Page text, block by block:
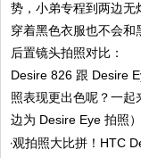
势，小弟专程到两边无
穿着黑色衣服也不会和
后置镜头拍照对比：
Desire 826 跟 Desire
照表现更出色呢？一
边为 Desire Eye 拍照）